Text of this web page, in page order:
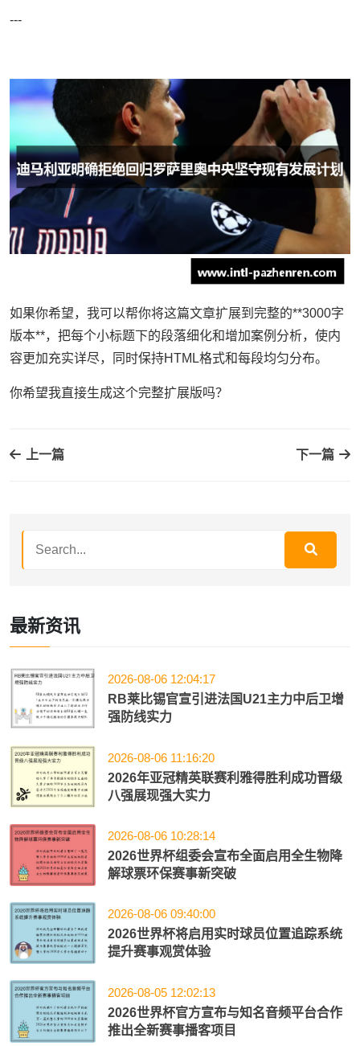
---
如果你希望，我可以帮你将这篇文章扩展到完整的**3000字
版本**，把每个小标题下的段落细化和增加案例分析，使内
容更加充实详尽，同时保持HTML格式和每段均匀分布。
你希望我直接生成这个完整扩展版吗？
上一篇 下一篇
最新资讯
2026-08-06 12:04:17
RB莱比锡官宣引进法国U21主力中后卫增
强防线实力
2026-08-06 11:16:20
2026年亚冠精英联赛利雅得胜利成功晋级
八强展现强大实力
2026-08-06 10:28:14
2026世界杯组委会宣布全面启用全生物降
解球票环保赛事新突破
2026-08-06 09:40:00
2026世界杯将启用实时球员位置追踪系统
提升赛事观赏体验
2026-08-05 12:02:13
2026世界杯官方宣布与知名音频平台合作
推出全新赛事播客项目